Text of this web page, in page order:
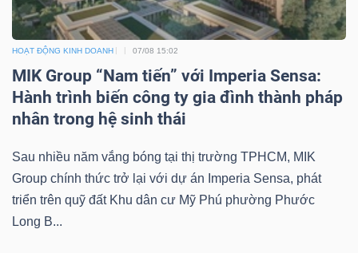
HOẠT ĐỘNG KINH DOANH 07/08 15:02
MIK Group “Nam tiến” với Imperia Sensa:
Hành trình biến công ty gia đình thành pháp
nhân trong hệ sinh thái
Sau nhiều năm vắng bóng tại thị trường TPHCM, MIK
Group chính thức trở lại với dự án Imperia Sensa, phát
triển trên quỹ đất Khu dân cư Mỹ Phú phường Phước
Long B...
cáo
phân
tích
(-)
ngữ
(-)
Dịch